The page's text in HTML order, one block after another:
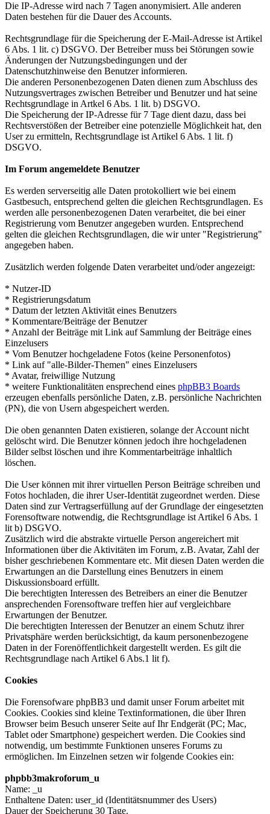
Die IP-Adresse wird nach 7 Tagen anonymisiert. Alle anderen
Daten bestehen für die Dauer des Accounts.
Rechtsgrundlage für die Speicherung der E-Mail-Adresse ist Artikel
6 Abs. 1 lit. c) DSGVO. Der Betreiber muss bei Störungen sowie
Änderungen der Nutzungsbedingungen und der
Datenschutzhinweise den Benutzer informieren.
Die anderen Personenbezogenen Daten dienen zum Abschluss des
Nutzungsvertrages zwischen Betreiber und Benutzer und hat seine
Rechtsgrundlage in Artkel 6 Abs. 1 lit. b) DSGVO.
Die Speicherung der IP-Adresse für 7 Tage dient dazu, dass bei
Rechtsverstößen der Betreiber eine potenzielle Möglichkeit hat, den
User zu ermitteln, Rechtsgrundlage ist Artikel 6 Abs. 1 lit. f)
DSGVO.
Im Forum angemeldete Benutzer
Es werden serverseitig alle Daten protokolliert wie bei einem
Gastbesuch, entsprechend gelten die gleichen Rechtsgrundlagen. Es
werden alle personenbezogenen Daten verarbeitet, die bei einer
Registrierung vom Benutzer angegeben wurden. Entsprechend
gelten die gleichen Rechtsgrundlagen, die wir unter "Registrierung"
angegeben haben.
Zusätzlich werden folgende Daten verarbeitet und/oder angezeigt:
* Nutzer-ID
* Registrierungsdatum
* Datum der letzten Aktivität eines Benutzers
* Kommentare/Beiträge der Benutzer
* Anzahl der Beiträge mit Link auf Sammlung der Beiträge eines
Einzelusers
* Vom Benutzer hochgeladene Fotos (keine Personenfotos)
* Link auf "alle-Bilder-Themen" eines Einzelusers
* Avatar, freiwillige Nutzung
* weitere Funktionalitäten ensprechend eines phpBB3 Boards
erzeugen ebenfalls persönliche Daten, z.B. persönliche Nachrichten
(PN), die von Usern abgespeichert werden.
Die oben genannten Daten existieren, solange der Account nicht
gelöscht wird. Die Benutzer können jedoch ihre hochgeladenen
Bilder selbst löschen und ihre Kommentarbeiträge inhaltlich
löschen.
Die User können mit ihrer virtuellen Person Beiträge schreiben und
Fotos hochladen, die ihrer User-Identität zugeordnet werden. Diese
Daten sind zur Vertragserfüllung auf der Grundlage der eingesetzten
Forensoftware notwendig, die Rechtsgrundlage ist Artikel 6 Abs. 1
lit b) DSGVO.
Zusätzlich wird die abstrakte virtuelle Person angereichert mit
Informationen über die Aktivitäten im Forum, z.B. Avatar, Zahl der
bisher geschriebenen Kommentare etc. Mit diesen Daten werden die
Erwartungen an die Darstellung eines Benutzers in einem
Diskussionsboard erfüllt.
Die berechtigten Interessen des Betreibers an einer die Benutzer
ansprechenden Forensoftware treffen hier auf vergleichbare
Erwartungen der Benutzer.
Die berechtigten Interessen der Benutzer an einem Schutz ihrer
Privatsphäre werden berücksichtigt, da kaum personenbezogene
Daten in der Forenöffentlichkeit dargestellt werden. Es gilt die
Rechtsgrundlage nach Artikel 6 Abs.1 lit f).
Cookies
Die Forensofware phpBB3 und damit unser Forum arbeitet mit
Cookies. Cookies sind kleine Textinformationen, die über Ihren
Browser beim Besuch unserer Seite auf Ihr Endgerät (PC; Mac,
Tablet oder Smartphone) gespeichert werden. Die Cookies sind
notwendig, um bestimmte Funktionen unseres Forums zu
ermöglichen. Im Einzelnen setzen wir folgende Cookies ein:
phpbb3makroforum_u
Name: _u
Enthaltene Daten: user_id (Identitätsnummer des Users)
Dauer der Speicherung 30 Tage.